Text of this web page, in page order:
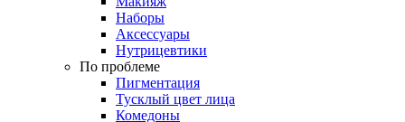
Наборы
Аксессуары
Нутрицевтики
По проблеме
Пигментация
Тусклый цвет лица
Комедоны